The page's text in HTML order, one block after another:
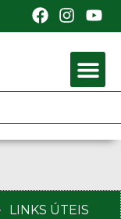
LINKS ÚTEIS